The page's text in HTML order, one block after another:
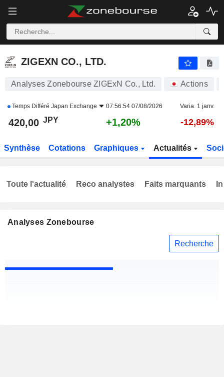
ZIGEXN CO., LTD.
ZIGEXN CO., LTD.
Analyses Zonebourse ZIGExN Co., Ltd. Actions
Temps Différé Japan Exchange 07:56:54 07/08/2026 Varia. 1 janv.
420,00 JPY +1,20% -12,89%
Synthèse Cotations Graphiques Actualités
Analyses Zonebourse
Recherche
Toute l'actualité Reco analystes Faits marquants